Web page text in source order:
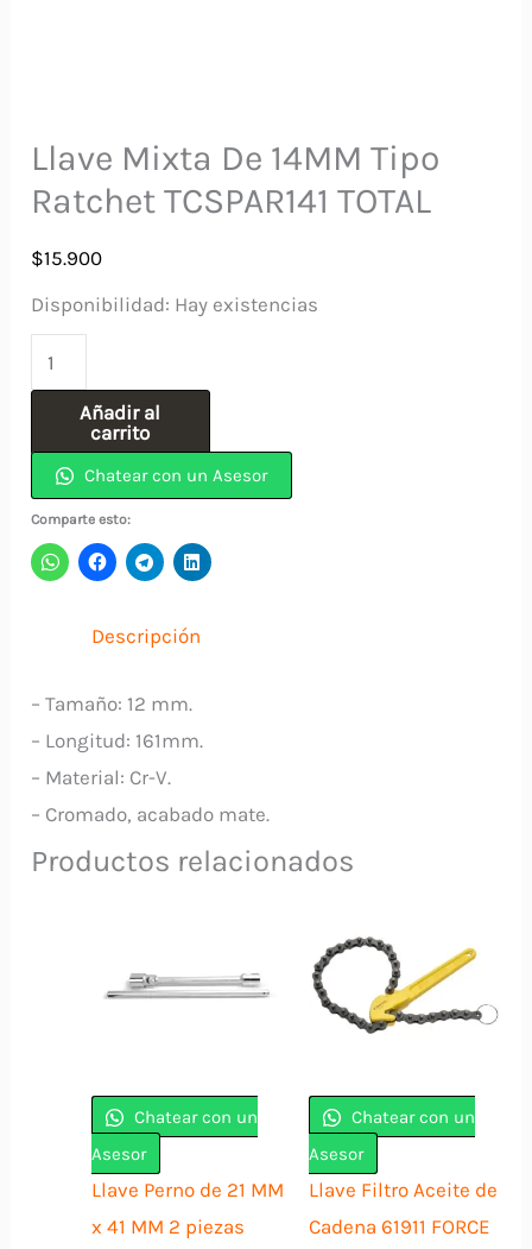
Llave Mixta De 14MM Tipo
Ratchet TCSPAR141 TOTAL
$15.900
Disponibilidad: Hay existencias
Mixta
14MM
Tipo
Ratchet
TCSPAR141
cantidad
Añadir al
carrito
Chatear con un Asesor
Comparte esto:
Descripción
– Tamaño: 12 mm.
– Longitud: 161mm.
– Material: Cr-V.
– Cromado, acabado mate.
Productos relacionados
Chatear con un
Asesor
Llave Perno de 21 MM
x 41 MM 2 piezas
Chatear con un
Asesor
Llave Filtro Aceite de
Cadena 61911 FORCE